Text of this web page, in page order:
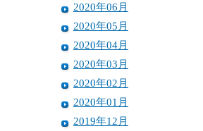
2020年06月
2020年05月
2020年04月
2020年03月
2020年02月
2020年01月
2019年12月